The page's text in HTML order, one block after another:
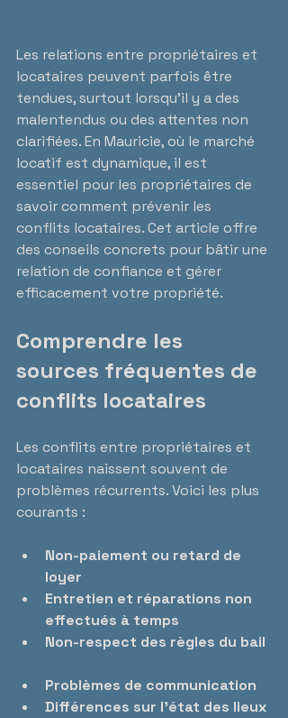
Les relations entre propriétaires et
locataires peuvent parfois être
tendues, surtout lorsqu’il y a des
malentendus ou des attentes non
clarifiées. En Mauricie, où le marché
locatif est dynamique, il est
essentiel pour les propriétaires de
savoir comment prévenir les
conflits locataires. Cet article offre
des conseils concrets pour bâtir une
relation de confiance et gérer
efficacement votre propriété.
Comprendre les
sources fréquentes de
conflits locataires
Les conflits entre propriétaires et
locataires naissent souvent de
problèmes récurrents. Voici les plus
courants :
Non-paiement ou retard de
loyer
Entretien et réparations non
effectués à temps
Non-respect des règles du bail
Problèmes de communication
Différences sur l’état des lieux